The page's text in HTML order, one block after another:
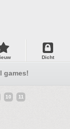
Dicht
games!
10 11